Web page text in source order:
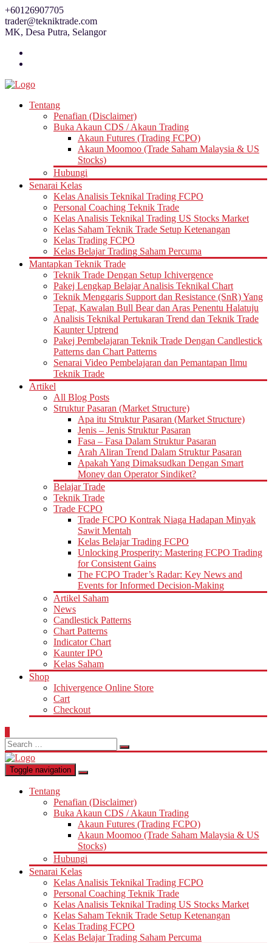
Skip
to
content
+60126907705
trader@tekniktrade.com
MK, Desa Putra, Selangor
Tentang
Penafian (Disclaimer)
Buka Akaun CDS / Akaun Trading
Akaun Futures (Trading FCPO)
Akaun Moomoo (Trade Saham Malaysia & US
Stocks)
Hubungi
Senarai Kelas
Kelas Analisis Teknikal Trading FCPO
Personal Coaching Teknik Trade
Kelas Analisis Teknikal Trading US Stocks Market
Kelas Saham Teknik Trade Setup Ketenangan
Kelas Trading FCPO
Kelas Belajar Trading Saham Percuma
Mantapkan Teknik Trade
Teknik Trade Dengan Setup Ichivergence
Pakej Lengkap Belajar Analisis Teknikal Chart
Teknik Menggaris Support dan Resistance (SnR) Yang
Tepat, Kawalan Bull Bear dan Aras Penentu Halatuju
Analisis Teknikal Pertukaran Trend dan Teknik Trade
Kaunter Uptrend
Pakej Pembelajaran Teknik Trade Dengan Candlestick
Patterns dan Chart Patterns
Senarai Video Pembelajaran dan Pemantapan Ilmu
Teknik Trade
Artikel
All Blog Posts
Struktur Pasaran (Market Structure)
Apa itu Struktur Pasaran (Market Structure)
Jenis – Jenis Struktur Pasaran
Fasa – Fasa Dalam Struktur Pasaran
Arah Aliran Trend Dalam Struktur Pasaran
Apakah Yang Dimaksudkan Dengan Smart
Money dan Operator Sindiket?
Belajar Trade
Teknik Trade
Trade FCPO
Trade FCPO Kontrak Niaga Hadapan Minyak
Sawit Mentah
Kelas Belajar Trading FCPO
Unlocking Prosperity: Mastering FCPO Trading
for Consistent Gains
The FCPO Trader’s Radar: Key News and
Events for Informed Decision-Making
Artikel Saham
News
Candlestick Patterns
Chart Patterns
Indicator Chart
Kaunter IPO
Kelas Saham
Shop
Ichivergence Online Store
Cart
Checkout
Search
for:
Toggle navigation
Tentang
Penafian (Disclaimer)
Buka Akaun CDS / Akaun Trading
Akaun Futures (Trading FCPO)
Akaun Moomoo (Trade Saham Malaysia & US
Stocks)
Hubungi
Senarai Kelas
Kelas Analisis Teknikal Trading FCPO
Personal Coaching Teknik Trade
Kelas Analisis Teknikal Trading US Stocks Market
Kelas Saham Teknik Trade Setup Ketenangan
Kelas Trading FCPO
Kelas Belajar Trading Saham Percuma